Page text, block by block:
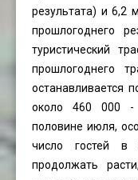
результата) и 6,2
прошлогоднего
туристический
прошлогоднего
останавливается
около 460 000 -
половине июля,
число гостей в
продолжать